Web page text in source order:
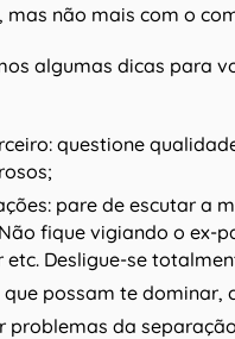
mas não mais com o
algumas dicas para
questione
pare de escutar a
fique vigiando o ex-
Desligue-se
possam te dominar,
problemas da